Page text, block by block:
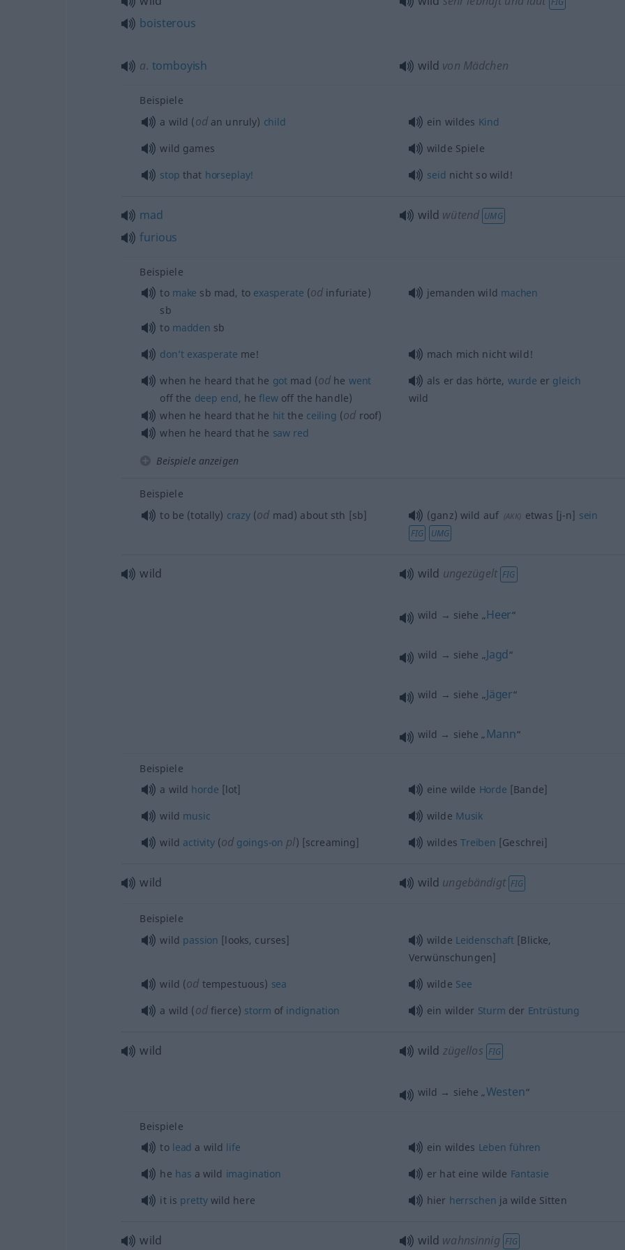
boisterous
a. tomboyish wild von Mädchen
Beispiele
a wild (odan unruly) child ein wildes Kind
wild games
wilde Spiele
stop that horseplay! seid nicht so wild!
mad
furious
wild wütend UMG
Beispiele
to make sb mad, to exasperate (od infuriate)
sb
to madden sb
jemanden wild machen
don’t exasperate me!
mach mich nicht wild!
when he heard that he got mad (od he went
off the deep end, heflewoff the handle)
when he heard that he hit the ceiling (od roof)
when he heard that he saw red
als er das hörte, wurde er gleich
wild
Beispiele anzeigen
Beispiele
to be (totally) crazy(od mad) about sth [sb] (ganz) wild auf (AKK) etwas [j-n] sein
FIG UMG
wild wild ungezügelt FIG
wild → siehe „Heer“
wild → siehe „Jagd“
wild → siehe „Jäger“
wild → siehe „Mann“
Beispiele
a wild horde [lot] eine wilde Horde [Bande]
wild music wilde Musik
wild activity (od goings-on pl) [screaming] wildes Treiben [Geschrei]
wild wild ungebändigt FIG
Beispiele
wild passion [looks, curses] wilde Leidenschaft [Blicke,
Verwünschungen]
wild (od tempestuous) sea wilde See
a wild (odfierce) storm of indignation ein wilder Sturm der Entrüstung
wild wild zügellos FIG
wild → siehe „Westen“
Beispiele
to lead a wild life ein wildes Leben führen
he has a wild imagination er hat eine wilde Fantasie
it is prettywild here hier herrschen ja wilde Sitten
wild wild wahnsinnig FIG